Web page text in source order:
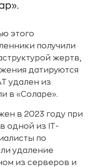
этого
получили
жертв,
датируются
удален из
в «Соларе».
в 2023 году при
одной из IT-
по
удаление
из серверов и